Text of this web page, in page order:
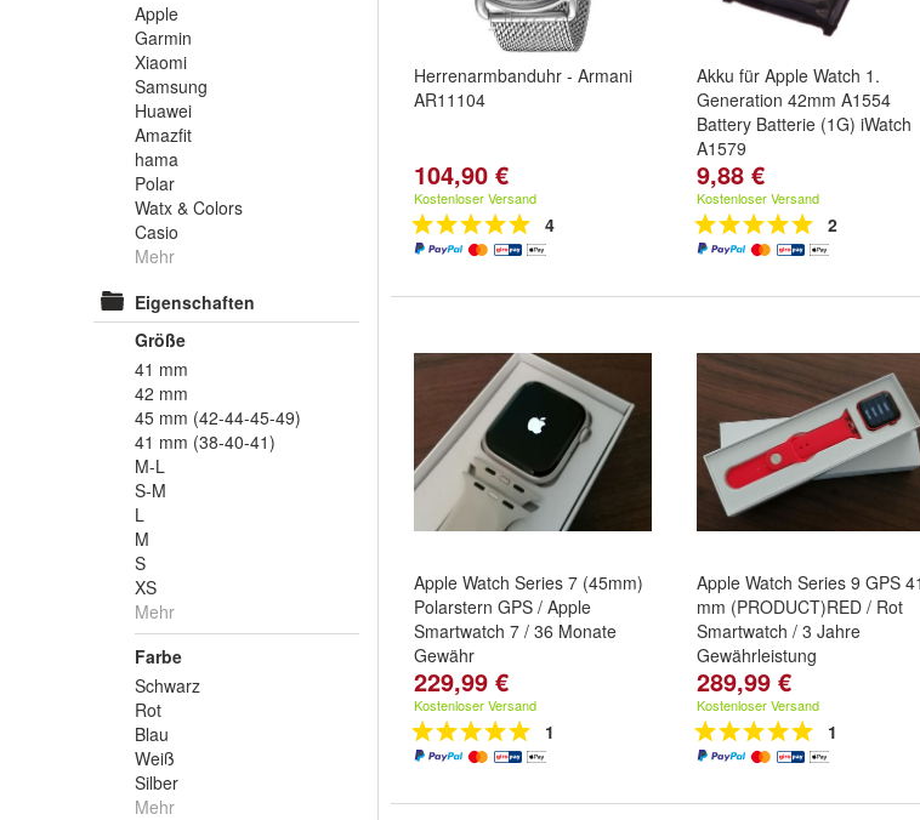
Apple
Garmin
Xiaomi
Samsung
Huawei
Amazfit
hama
Polar
Watx & Colors
Casio
Mehr
Eigenschaften
Größe
41 mm
42 mm
45 mm (42-44-45-49)
41 mm (38-40-41)
M-L
S-M
L
M
S
XS
Mehr
Farbe
Schwarz
Rot
Blau
Weiß
Silber
Mehr
Herrenarmbanduhr - Armani
AR11104
104,90 €
Kostenloser Versand
4
Akku für Apple Watch 1.
Generation 42mm A1554
Battery Batterie (1G) iWatch
A1579
9,88 €
Kostenloser Versand
2
Apple Watch Series 7 (45mm)
Polarstern GPS / Apple
Smartwatch 7 / 36 Monate
Gewähr
229,99 €
Kostenloser Versand
1
Apple Watch Series 9 GPS 41
mm (PRODUCT)RED / Rot
Smartwatch / 3 Jahre
Gewährleistung
289,99 €
Kostenloser Versand
1